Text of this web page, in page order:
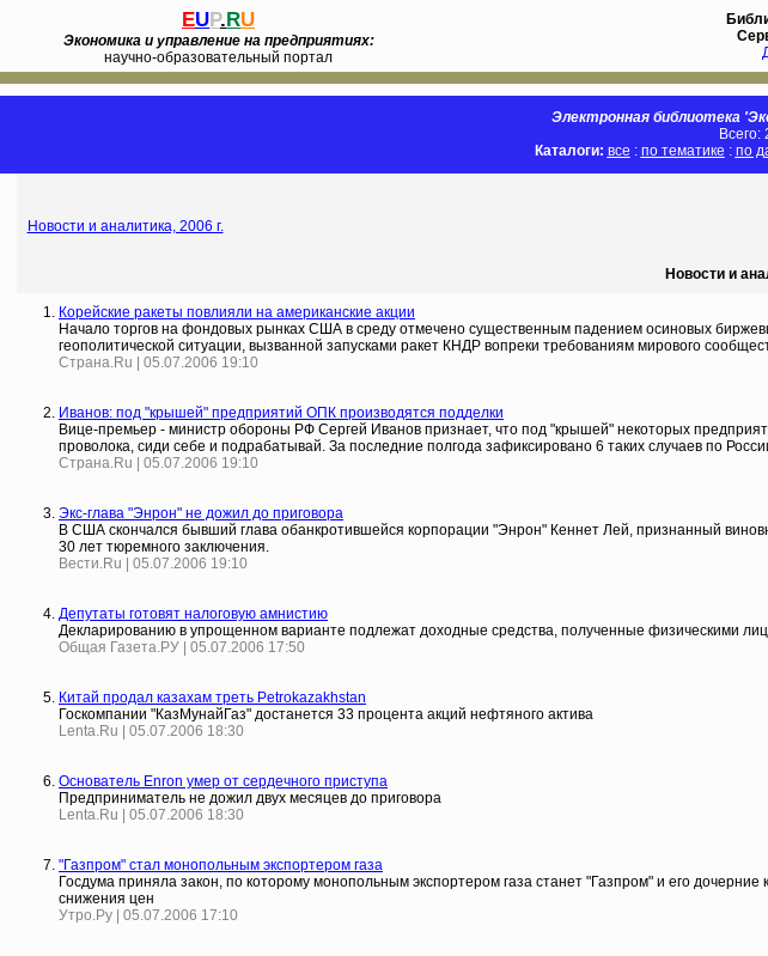
EUP.RU
Экономика и управление на предприятиях:
научно-образовательный портал
Электронная библиотека
Всего:
Каталоги: все : по тематике : по
Новости и аналитика, 2006 г.
Новости и
Корейские ракеты повлияли на американские акции
Начало торгов на фондовых рынках США в среду отмечено существенным падением осиновых
геополитической ситуации, вызванной запусками ракет КНДР вопреки требованиям мирового
Страна.Ru | 05.07.2006 19:10
Иванов: под "крышей" предприятий ОПК производятся подделки
Вице-премьер - министр обороны РФ Сергей Иванов признает, что под "крышей" некоторых
проволока, сиди себе и подрабатывай. За последние полгода зафиксировано 6 таких случаев по
Страна.Ru | 05.07.2006 19:10
Экс-глава "Энрон" не дожил до приговора
В США скончался бывший глава обанкротившейся корпорации "Энрон" Кеннет Лей, признанный
30 лет тюремного заключения.
Вести.Ru | 05.07.2006 19:10
Депутаты готовят налоговую амнистию
Декларированию в упрощенном варианте подлежат доходные средства, полученные физическими
Общая Газета.РУ | 05.07.2006 17:50
Китай продал казахам треть Petrokazakhstan
Госкомпании "КазМунайГаз" достанется 33 процента акций нефтяного актива
Lenta.Ru | 05.07.2006 18:30
Основатель Enron умер от сердечного приступа
Предприниматель не дожил двух месяцев до приговора
Lenta.Ru | 05.07.2006 18:30
"Газпром" стал монопольным экспортером газа
Госдума приняла закон, по которому монопольным экспортером газа станет "Газпром" и его
снижения цен
Утро.Ру | 05.07.2006 17:10